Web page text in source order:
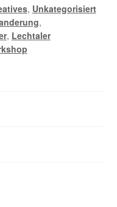
, Unkategorisiert
,
, Lechtaler